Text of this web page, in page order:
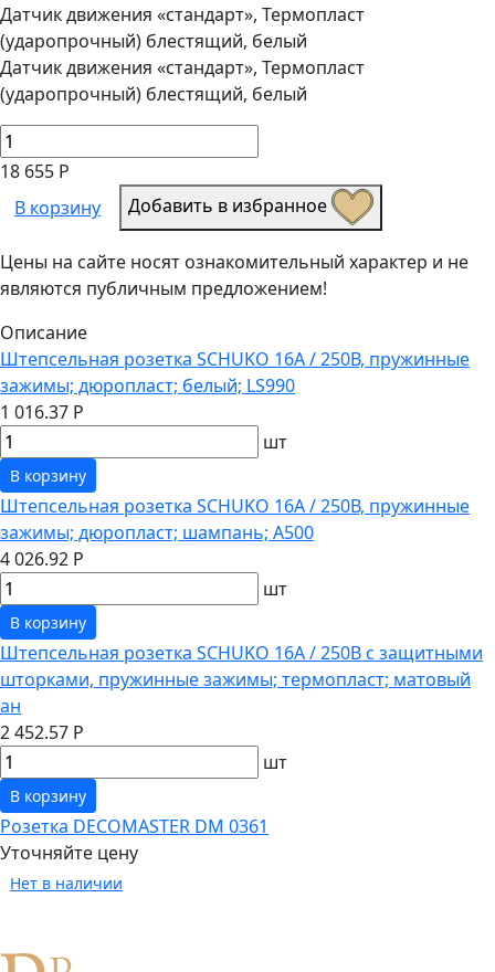
Датчик движения «стандарт», Термопласт
(ударопрочный) блестящий, белый
Датчик движения «стандарт», Термопласт
(ударопрочный) блестящий, белый
18 655 Р
В корзину
Добавить в избранное
Цены на сайте носят ознакомительный характер и не
являются публичным предложением!
Описание
Штепсельная розетка SCHUKO 16А / 250В, пружинные
зажимы; дюропласт; белый; LS990
1 016.37 Р
шт
В корзину
Штепсельная розетка SCHUKO 16А / 250В, пружинные
зажимы; дюропласт; шампань; A500
4 026.92 Р
шт
В корзину
Штепсельная розетка SCHUKO 16А / 250В с защитными
шторками, пружинные зажимы; термопласт; матовый
ан
2 452.57 Р
шт
В корзину
Розетка DECOMASTER DM 0361
Уточняйте цену
Нет в наличии